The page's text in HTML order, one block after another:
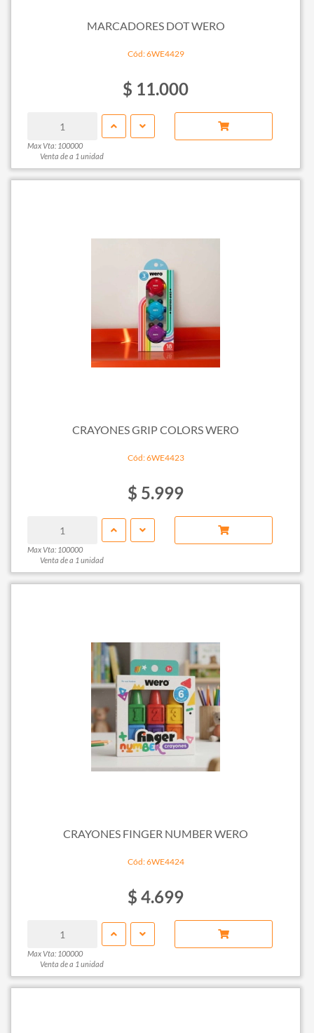
MARCADORES DOT WERO
Cód: 6WE4429
$ 11.000
Max Vta: 100000
Venta de a 1 unidad
CRAYONES GRIP COLORS WERO
Cód: 6WE4423
$ 5.999
Max Vta: 100000
Venta de a 1 unidad
CRAYONES FINGER NUMBER WERO
Cód: 6WE4424
$ 4.699
Max Vta: 100000
Venta de a 1 unidad